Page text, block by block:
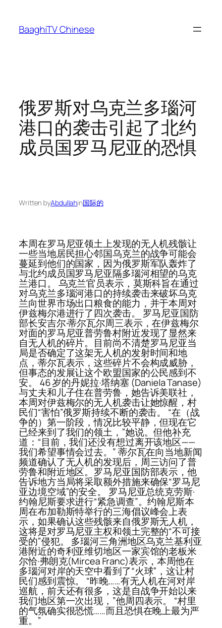
content
BaaghiTV Chinese
俄罗斯对乌克兰多瑙河
港口的袭击引起了北约
成员国罗马尼亚的恐惧
Written byAbdullahin国际的
本周在罗马尼亚领土上发现的无人机残骸让
一些当地居民担心邻国乌克兰的战争可能会
蔓延到他们的国家，因为俄罗斯军队轰炸了
与北约成员国罗马尼亚隔多瑙河相望的乌克
兰港口。 乌克兰官员表示，莫斯科旨在通过
对乌克兰多瑙河港口的持续袭击来破坏乌克
兰向世界市场出口粮食的能力，并于本周对
伊兹梅尔港进行了四次袭击。 罗马尼亚国防
部长安吉尔·蒂尔瓦尔周三表示，在伊兹梅尔
对面的罗马尼亚普劳鲁村附近发现了显然来
自无人机的碎片。目前尚不清楚罗马尼亚当
局是否确定了这架无人机的发射时间和地
点，蒂尔瓦表示，这些碎片不会构成威胁，
但事态的发展让这个欧盟国家的公民感到不
安。 46 岁的丹妮拉·塔纳塞 (Daniela Tanase)
与丈夫和儿子住在普劳鲁，她告诉美联社，
本周对伊兹梅尔的无人机袭击让她惊醒，村
民们“害怕”俄罗斯持续不断的袭击。 “在（战
争的）第一阶段，情况比较平静，但现在它
已经来到了我们的领土，”她说。但他补充
道：“目前，我们还没有想过离开该地区——
我们希望事情会过去。” 蒂尔瓦在向当地新闻
频道确认了无人机的发现后，周三访问了普
劳鲁和附近地区。罗马尼亚国防部表示，他
告诉地方当局将采取额外措施来确保“罗马尼
亚边境空域”的安全。 罗马尼亚总统克劳斯·
约翰尼斯要求进行“紧急调查”。约翰尼斯本
周在布加勒斯特举行的三海倡议峰会上表
示，如果确认这些残骸来自俄罗斯无人机，
这将是对罗马尼亚主权和领土完整的“不可接
受的”侵犯。 多瑙河三角洲地区乌克兰基利亚
港附近的奇利亚维切地区一家宾馆的老板米
尔恰·弗朗克(Mircea Franc)表示，本周他在
多瑙河对岸的天空中看到了“火球”，这让村
民们感到震惊。 “昨晚……有无人机在河对岸
巡航，前天还有很多，这是自战争开始以来
我们地区第一次出现，”他周四表示。 “村里
的气氛确实很恐慌……而且恐惧在晚上最为严
重。”